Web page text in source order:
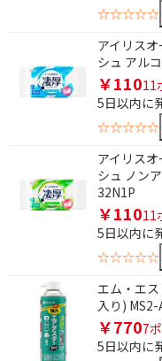
☆☆☆☆☆
アイリスオ
シュ アル
￥11011
5日以内に
☆☆☆☆☆
アイリスオ
シュ ノン
32N1P
￥11011
5日以内に
☆☆☆☆☆
エム・エ
入り) MS2-
￥7707
5日以内に